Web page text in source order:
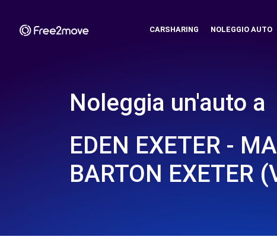
CARSHARING NOLEGGIO AUTO
Noleggia un'auto a
EDEN EXETER -
BARTON EXETER